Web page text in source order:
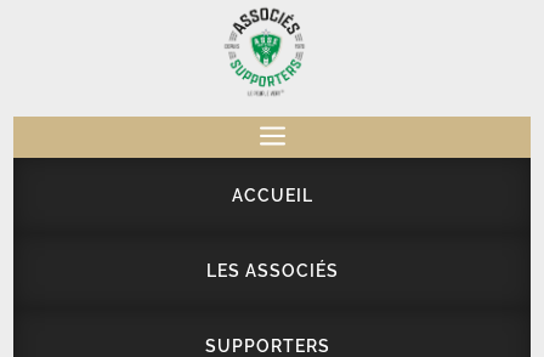
a
ACCUEIL
LES ASSOCIÉS
SUPPORTERS